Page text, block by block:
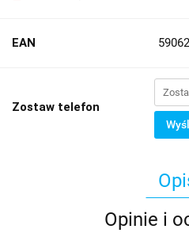
EAN
Zostaw telefon
Opinie i